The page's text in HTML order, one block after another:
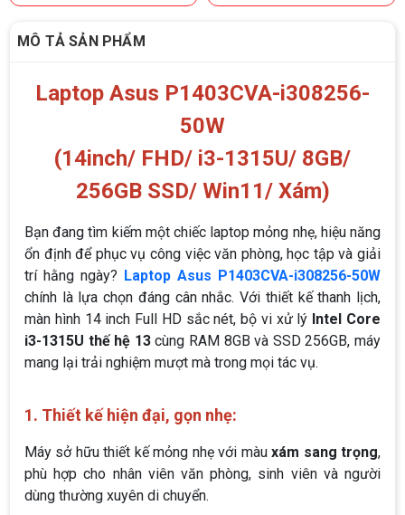
Bạc)
Chuột/ Black)
MÔ TẢ SẢN PHẨM
Laptop Asus P1403CVA-i308256-
50W
(14inch/ FHD/ i3-1315U/ 8GB/
256GB SSD/ Win11/ Xám)
Bạn đang tìm kiếm một chiếc laptop mỏng nhẹ, hiệu năng
ổn định để phục vụ công việc văn phòng, học tập và giải
trí hằng ngày? Laptop Asus P1403CVA-i308256-50W
chính là lựa chọn đáng cân nhắc. Với thiết kế thanh lịch,
màn hình 14 inch Full HD sắc nét, bộ vi xử lý Intel Core
i3-1315U thế hệ 13cùng RAM 8GB và SSD 256GB, máy
mang lại trải nghiệm mượt mà trong mọi tác vụ.
1. Thiết kế hiện đại, gọn nhẹ:
Máy sở hữu thiết kế mỏng nhẹ với màuxám sang trọng,
phù hợp cho nhân viên văn phòng, sinh viên và người
dùng thường xuyên di chuyển.